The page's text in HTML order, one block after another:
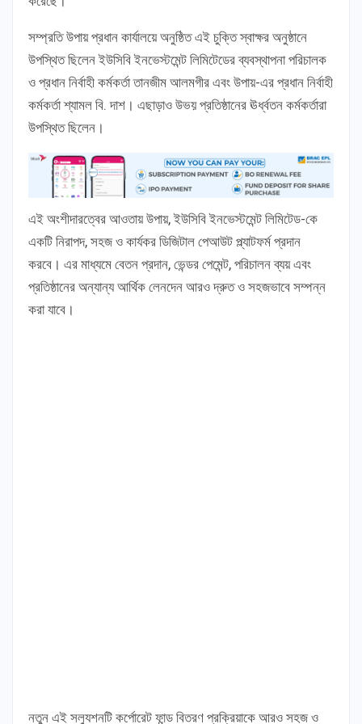
সম্প্রতি উপায় প্রধান কার্যালয়ে অনুষ্ঠিত এই চুক্তি স্বাক্ষর অনুষ্ঠানে
উপস্থিত ছিলেন ইউসিবি ইনভেস্টমেন্ট লিমিটেডের ব্যবস্থাপনা পরিচালক
ও প্রধান নির্বাহী কর্মকর্তা তানজীম আলমগীর এবং উপায়-এর প্রধান নির্বাহী
কর্মকর্তা শ্যামল বি. দাশ। এছাড়াও উভয় প্রতিষ্ঠানের ঊর্ধ্বতন কর্মকর্তারা
উপস্থিত ছিলেন।
এই অংশীদারত্বের আওতায় উপায়, ইউসিবি ইনভেস্টমেন্ট লিমিটেড-কে
একটি নিরাপদ, সহজ ও কার্যকর ডিজিটাল পেআউট প্ল্যাটফর্ম প্রদান
করবে। এর মাধ্যমে বেতন প্রদান, ভেন্ডর পেমেন্ট, পরিচালন ব্যয় এবং
প্রতিষ্ঠানের অন্যান্য আর্থিক লেনদেন আরও দ্রুত ও সহজভাবে সম্পন্ন
করা যাবে।
নতুন এই সল্যুশনটি কর্পোরেট ফান্ড বিতরণ প্রক্রিয়াকে আরও সহজ ও